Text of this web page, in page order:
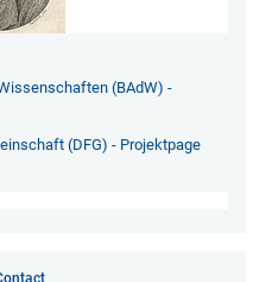
(BAdW) -
(DFG) - Projektpage